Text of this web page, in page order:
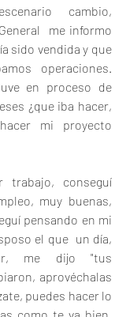
cambio,
me informo
sido vendida y que
operaciones.
en proceso de
¿que iba hacer,
mi proyecto
trabajo, conseguí
muy buenas,
pensando en mi
el que  un día,
me dijo "tus
aprovéchalas
puedes hacer lo
como te va bien,